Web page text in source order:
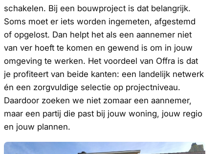
schakelen. Bij een bouwproject is dat belangrijk.
Soms moet er iets worden ingemeten, afgestemd
of opgelost. Dan helpt het als een aannemer niet
van ver hoeft te komen en gewend is om in jouw
omgeving te werken. Het voordeel van Offra is dat
je profiteert van beide kanten: een landelijk netwerk
én een zorgvuldige selectie op projectniveau.
Daardoor zoeken we niet zomaar een aannemer,
maar een partij die past bij jouw woning, jouw regio
en jouw plannen.